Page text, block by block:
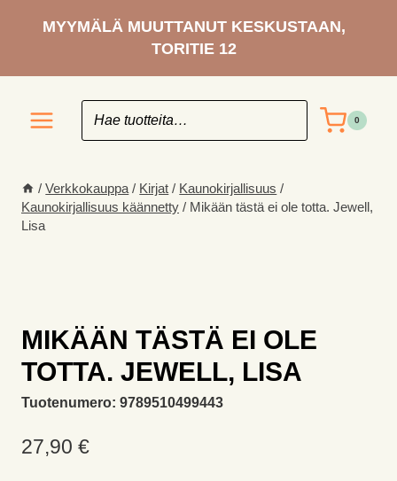
sisältöönMYYMÄLÄ MUUTTANUT KESKUSTAAN,
TORITIE 12
0
/ Verkkokauppa / Kirjat / Kaunokirjallisuus /
Kaunokirjallisuus käännetty / Mikään tästä ei ole totta. Jewell,
Lisa
MIKÄÄN TÄSTÄ EI OLE
TOTTA. JEWELL, LISA
Tuotenumero: 9789510499443
27,90 €